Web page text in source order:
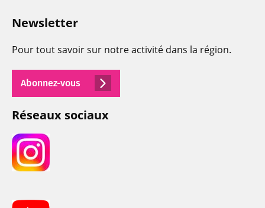
Newsletter
Pour tout savoir sur notre activité dans la région.
Abonnez-vous
Réseaux sociaux